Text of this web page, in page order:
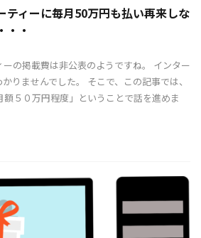
ティーに毎月50万円も払い再来しな
・・
の掲載費は非公表のようですね。 インター
りませんでした。 そこで、この記事では、
５０万円程度」ということで話を進めま